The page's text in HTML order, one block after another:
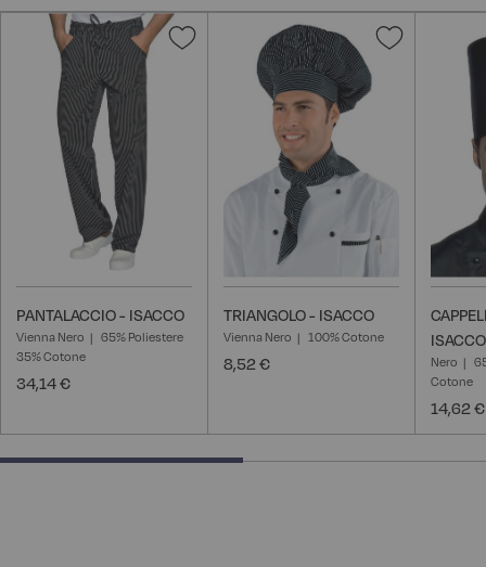
Aggiungi
PANTALACCIO - ISACCO
Vienna Nero
65% Poliestere
35% Cotone
34,14 €
Aggiungi
TRIANGOLO - ISACCO
Vienna Nero 100% Cotone
8,52 €
ISACCO
Nero
Cotone
14,62 €
50% completed